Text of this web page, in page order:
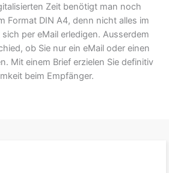
Zeit benötigt man noch
Format DIN A4, denn nicht alles im
per eMail erledigen. Ausserdem
ob Sie nur ein eMail oder einen
Mit einem Brief erzielen Sie definitiv
beim Empfänger.